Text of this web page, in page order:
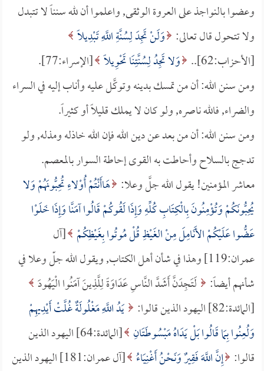
وعضوا بالنواجذ على العروة الوثقى, واعلموا أن لله سنناً لا تتبدل
ولا تتحول قال تعالى: وَلَنْ تَجِدَ لِسُنَّةِ اللَّهِ تَبْدِيلاً
[الأحزاب:62]..
وَلا تَجِدُ لِسُنَّتِنَا تَحْوِيلاً [الإسراء:77].
ومن سنن الله: أن من تمسك بدينه وتوكَّل عليه وأناب إليه في السراء
والضراء, فالله ناصره, ولو كان لا يملك قليلاً أو كثيراً.
ومن سنن الله: أن من بعد عن دين الله فإن الله خاذله ومذله, ولو
تدجج بالسلاح وأحاطت به القوى إحاطة السوار بالمعصم.
معاشر المؤمنين! يقول الله جلَّ وعلا: هَاأَنْتُمْ أُوْلاءِ تُحِبُّونَهُمْ وَلا
يُحِبُّونَكُمْ وَتُؤْمِنُونَ بِالْكِتَابِ كُلِّهِ وَإِذَا لَقُوكُمْ قَالُوا آمَنَّا وَإِذَا خَلَوْا
عَضُّوا عَلَيْكُمْ الأَنَامِلَ مِنْ الغَيْظِ قُلْ مُوتُوا بِغَيْظِكُمْ [آل
عمران:119] وهذا في شأن أهل الكتاب, ويقول الله جلّ وعلا في
شأنهم أيضاً: لَتَجِدَنَّ أَشَدَّ النَّاسِ عَدَاوَةً لِلَّذِينَ آمَنُوا الْيَهُودَ
[المائدة:82] اليهود الذين قالوا:
يَدُ اللَّهِ مَغْلُولَةٌ غُلَّتْ أَيْدِيهِمْ
وَلُعِنُوا بِمَا قَالُوا بَلْ يَدَاهُ مَبْسُوطَتَانِ
[المائدة:64] اليهود الذين
قالوا: إِنَّ اللَّهَ فَقِيرٌ وَنَحْنُ أَغْنِيَاءُ
[آل عمران:181] اليهود الذين